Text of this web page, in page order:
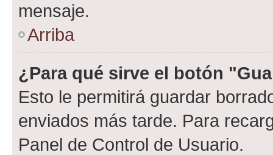
mensaje.
Arriba
¿Para qué sirve el botón
Esto le permitirá guardar
enviados más tarde. Para
Panel de Control de Usuario.